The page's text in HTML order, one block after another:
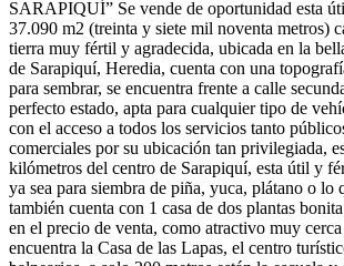
SARAPIQUÍ” Se vende de oportunidad esta
37.090 m2 (treinta y siete mil noventa metros)
tierra muy fértil y agradecida, ubicada en la
de Sarapiquí, Heredia, cuenta con una
para sembrar, se encuentra frente a calle
perfecto estado, apta para cualquier tipo de
con el acceso a todos los servicios tanto
comerciales por su ubicación tan privilegiada,
kilómetros del centro de Sarapiquí, esta útil y
ya sea para siembra de piña, yuca, plátano o lo
también cuenta con 1 casa de dos plantas
en el precio de venta, como atractivo muy
encuentra la Casa de las Lapas, el centro